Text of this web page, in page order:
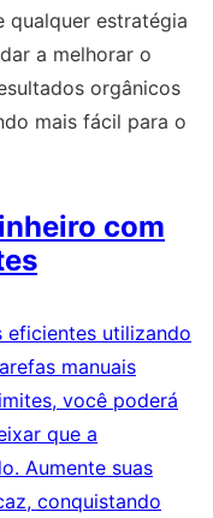
qualquer estratégia
a melhorar o
orgânicos
mais fácil para o
com
eficientes utilizando
manuais
você poderá
que a
Aumente suas
conquistando